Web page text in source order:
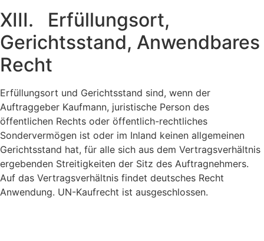
XIII. Erfüllungsort,
Gerichtsstand, Anwendbares
Recht
Erfüllungsort und Gerichtsstand sind, wenn der
Auftraggeber Kaufmann, juristische Person des
öffentlichen Rechts oder öffentlich-rechtliches
Sondervermögen ist oder im Inland keinen allgemeinen
Gerichtsstand hat, für alle sich aus dem Vertragsverhältnis
ergebenden Streitigkeiten der Sitz des Auftragnehmers.
Auf das Vertragsverhältnis findet deutsches Recht
Anwendung. UN-Kaufrecht ist ausgeschlossen.